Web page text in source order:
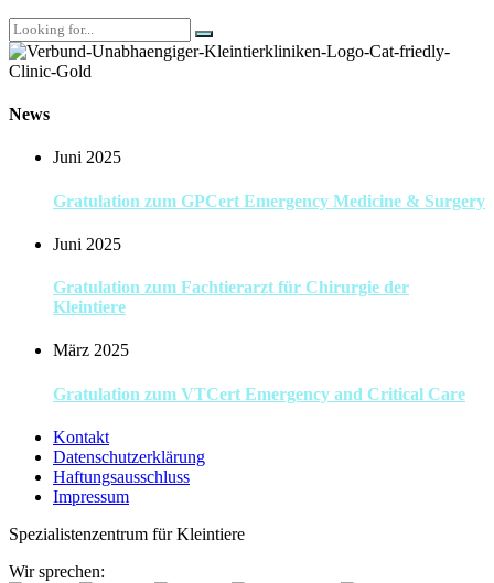
News
Juni 2025
Gratulation zum GPCert Emergency Medicine & Surgery
Juni 2025
Gratulation zum Fachtierarzt für Chirurgie der
Kleintiere
März 2025
Gratulation zum VTCert Emergency and Critical Care
Kontakt
Datenschutzerklärung
Haftungsausschluss
Impressum
Spezialistenzentrum für Kleintiere
Wir sprechen: